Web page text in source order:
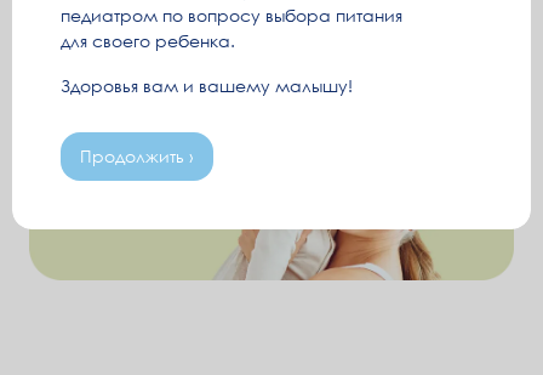
педиатром по вопросу выбора питания
для своего ребенка.
Здоровья вам и вашему малышу!
Продолжить ›